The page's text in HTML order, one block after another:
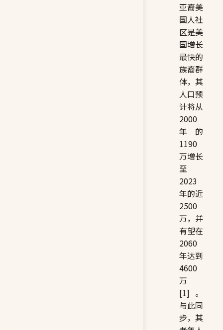
亚裔美
国人社
区是美
国增长
最快的
族裔群
体，其
人口预
计将从
2000
年的
1190
万增长
至
2023
年的近
2500
万，并
有望在
2060
年达到
4600
万
[1]。
与此同
步，其